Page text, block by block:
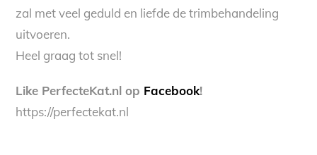
zal met veel geduld en liefde de trimbehandeling
uitvoeren.
Heel graag tot snel!
Like PerfecteKat.nl op Facebook!
https://perfectekat.nl